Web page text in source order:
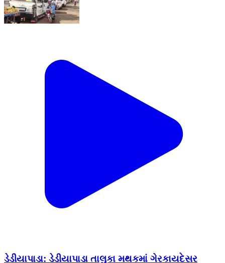
ડેડીયાપાડા: ડેડીયાપાડા તાલુકા મથકમાં ગેરકાયદેસર